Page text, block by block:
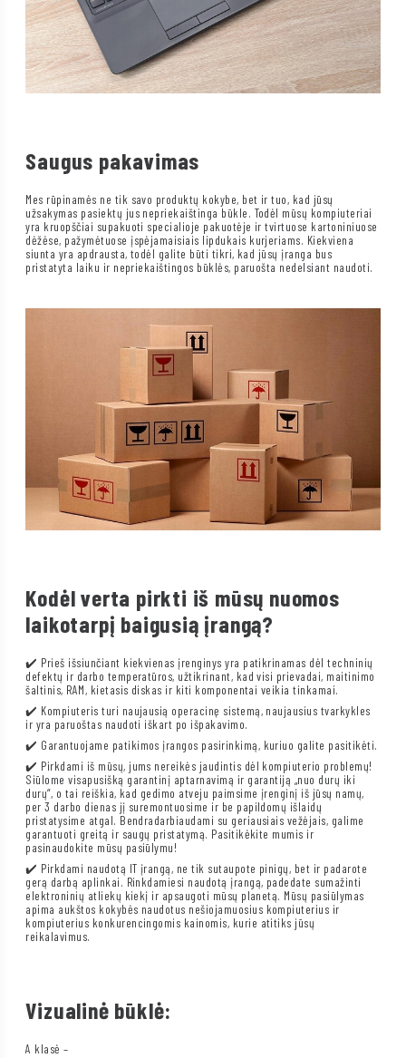
Saugus pakavimas
Mes rūpinamės ne tik savo produktų kokybe, bet ir tuo, kad jūsų
užsakymas pasiektų jus nepriekaištinga būkle. Todėl mūsų kompiuteriai
yra kruopščiai supakuoti specialioje pakuotėje ir tvirtuose kartoniniuose
dėžėse, pažymėtuose įspėjamaisiais lipdukais kurjeriams. Kiekviena
siunta yra apdrausta, todėl galite būti tikri, kad jūsų įranga bus
pristatyta laiku ir nepriekaištingos būklės, paruošta nedelsiant naudoti.
Kodėl verta pirkti iš mūsų nuomos
laikotarpį baigusią įrangą?
✔️ Prieš išsiunčiant kiekvienas įrenginys yra patikrinamas dėl techninių
defektų ir darbo temperatūros, užtikrinant, kad visi prievadai, maitinimo
šaltinis, RAM, kietasis diskas ir kiti komponentai veikia tinkamai.
✔️ Kompiuteris turi naujausią operacinę sistemą, naujausius tvarkykles
ir yra paruoštas naudoti iškart po išpakavimo.
✔️ Garantuojame patikimos įrangos pasirinkimą, kuriuo galite pasitikėti.
✔️ Pirkdami iš mūsų, jums nereikės jaudintis dėl kompiuterio problemų!
Siūlome visapusišką garantinį aptarnavimą ir garantiją „nuo durų iki
durų“, o tai reiškia, kad gedimo atveju paimsime įrenginį iš jūsų namų,
per 3 darbo dienas jį suremontuosime ir be papildomų išlaidų
pristatysime atgal. Bendradarbiaudami su geriausiais vežėjais, galime
garantuoti greitą ir saugų pristatymą. Pasitikėkite mumis ir
pasinaudokite mūsų pasiūlymu!
✔️ Pirkdami naudotą IT įrangą, ne tik sutaupote pinigų, bet ir padarote
gerą darbą aplinkai. Rinkdamiesi naudotą įrangą, padedate sumažinti
elektroninių atliekų kiekį ir apsaugoti mūsų planetą. Mūsų pasiūlymas
apima aukštos kokybės naudotus nešiojamuosius kompiuterius ir
kompiuterius konkurencingomis kainomis, kurie atitiks jūsų
reikalavimus.
Vizualinė būklė:
A klasė –